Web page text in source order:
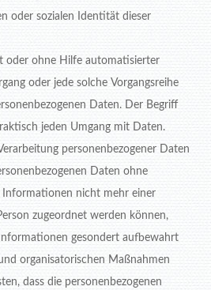
oder sozialen Identität dieser
oder ohne Hilfe automatisierter
oder jede solche Vorgangsreihe
Daten. Der Begriff
jeden Umgang mit Daten.
personenbezogener Daten
Daten ohne
Informationen nicht mehr einer
zugeordnet werden können,
gesondert aufbewahrt
organisatorischen Maßnahmen
dass die personenbezogenen